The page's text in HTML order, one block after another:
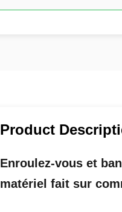
Product
Enroulez-vous et
matériel fait sur